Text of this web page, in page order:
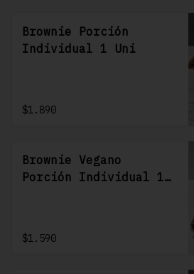
Brownie Porción
Individual 1 Uni
$1.890
Brownie Vegano
Porción Individual 1
$1.590